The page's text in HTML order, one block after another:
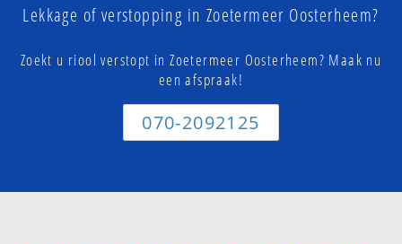
Lekkage of verstopping in Zoetermeer Oosterheem?
Zoekt u riool verstopt in Zoetermeer Oosterheem? Maak nu
een afspraak!
070-2092125